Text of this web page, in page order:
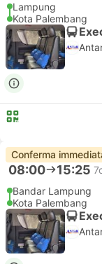
Lampung
Kota Palembang
Conferma
08:00 15:25
Bandar Lampung
Kota Palembang